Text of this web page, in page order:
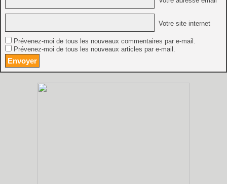
Votre site internet
Prévenez-moi de tous les nouveaux commentaires par e-mail.
Prévenez-moi de tous les nouveaux articles par e-mail.